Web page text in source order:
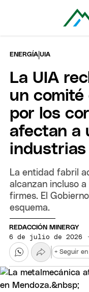
ENERGÍA |UIA
La UIA
un comité
por los
afectan a
industrias
La entidad fabril
alcanzan incluso
firmes. El
esquema.
REDACCIÓN MINERGY
6 de julio de 2026
+ Seguir en